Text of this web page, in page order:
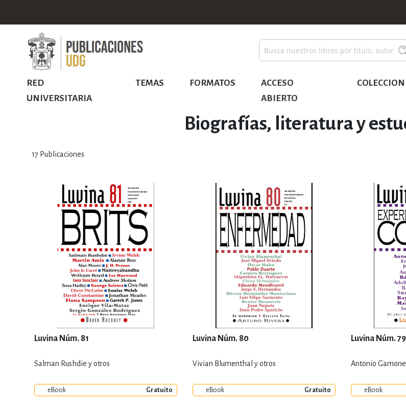
Buscar
RED
UNIVERSITARIA
TEMAS FORMATOS
ACCESO
ABIERTO
Biografías, literatura y
17 Publicaciones
Luvina Núm. 81
Salman Rushdie y otros
eBook Gratuito
Luvina Núm. 80
Vivian Blumenthal y otros
eBook Gratuito
Luvina Núm. 79
Antonio
eBook